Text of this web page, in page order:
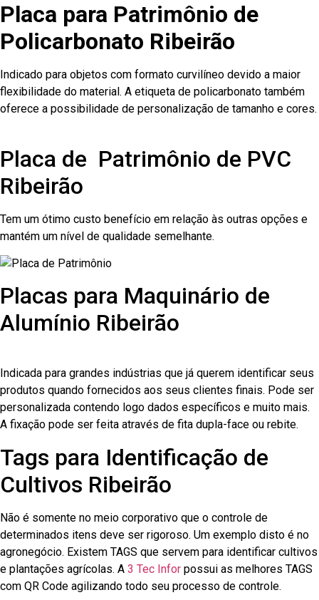
Placa para Patrimônio de
Policarbonato Ribeirão
Indicado para objetos com formato curvilíneo devido a maior
flexibilidade do material. A etiqueta de policarbonato também
oferece a possibilidade de personalização de tamanho e cores.
Placa de Patrimônio de PVC
Ribeirão
Tem um ótimo custo benefício em relação às outras opções e
mantém um nível de qualidade semelhante.
Placas para Maquinário de
Alumínio Ribeirão
Indicada para grandes indústrias que já querem identificar seus
produtos quando fornecidos aos seus clientes finais. Pode ser
personalizada contendo logo dados específicos e muito mais.
A fixação pode ser feita através de fita dupla-face ou rebite.
Tags para Identificação de
Cultivos Ribeirão
Não é somente no meio corporativo que o controle de
determinados itens deve ser rigoroso. Um exemplo disto é no
agronegócio. Existem TAGS que servem para identificar cultivos
e plantações agrícolas. A 3 Tec Infor possui as melhores TAGS
com QR Code agilizando todo seu processo de controle.